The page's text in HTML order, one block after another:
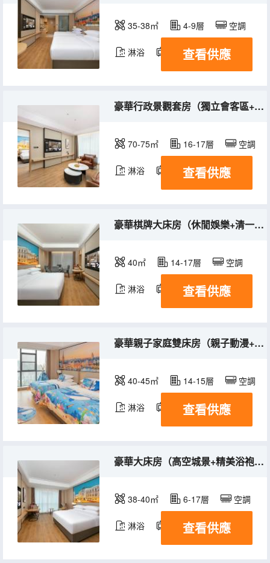
35-38㎡ 4-9層 空調
淋浴 電視機
查看供應
豪華行政景觀套房（獨立會客區+Mini吧冰箱+高空城景）
70-75㎡ 16-17層 空調
淋浴 電視機
查看供應
豪華棋牌大床房（休閒娛樂+清一色自摸麻將房）
40㎡ 14-17層 空調
淋浴 電視機
查看供應
豪華親子家庭雙床房（親子動漫+兒童用品+高空城景）
40-45㎡ 14-15層 空調
淋浴 電視機
查看供應
豪華大床房（高空城景+精美浴袍+智能客控）
38-40㎡ 6-17層 空調
淋浴 電視機
查看供應